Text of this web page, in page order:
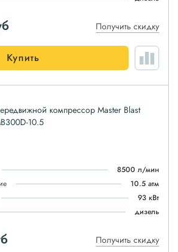
Получить скидку
Купить
компрессор Master Blast
10.5
8500 л/мин
10.5 атм
93 кВт
дизель
Получить скидку